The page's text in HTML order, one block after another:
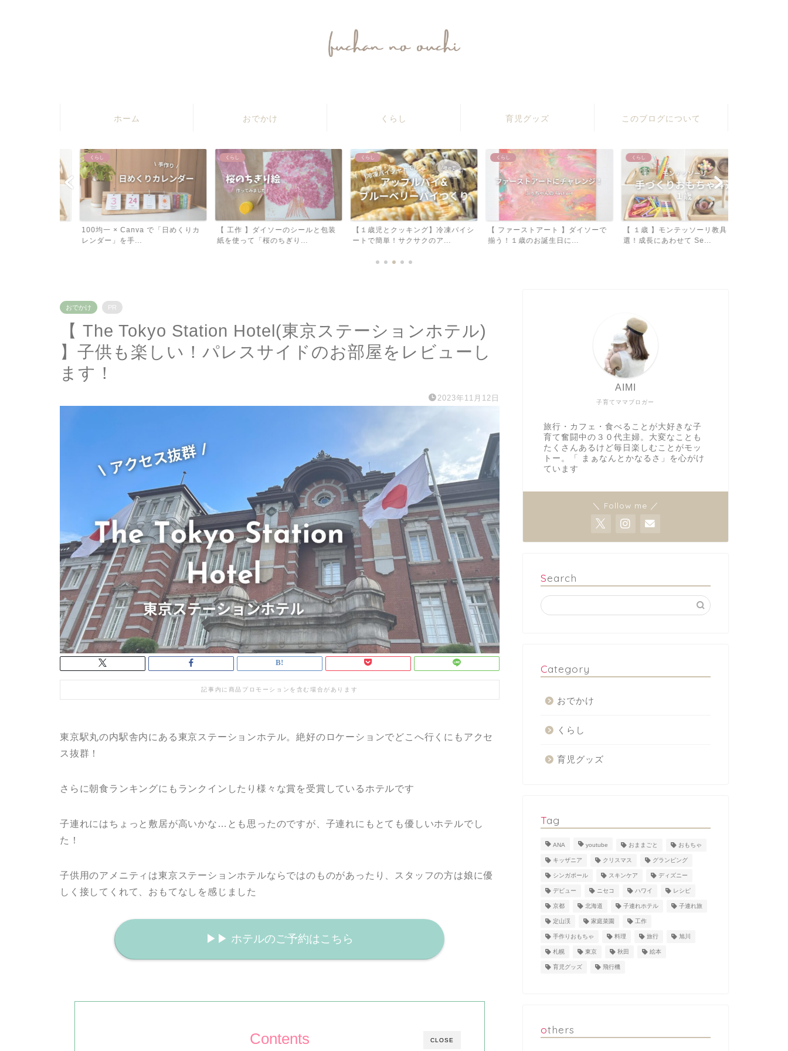
ホーム おでかけ くらし 育児グッズ このブログについて
くらし
100均一 × Canva で「日めくりカ
レンダー」を手...
くらし
【 工作 】ダイソーのシールと包装
紙を使って「桜のちぎり...
くらし
【１歳児とクッキング】冷凍パイシ
ートで簡単！サクサクのア...
くらし
【 ファーストアート 】ダイソーで
揃う！１歳のお誕生日に...
【 １歳 】モンテッソーリ教具４
選！成長にあわせて Se...
おでかけ PR
【 The Tokyo Station Hotel(東京ステーションホテル)
】子供も楽しい！パレスサイドのお部屋をレビューし
ます！
2023年11月12日
記事内に商品プロモーションを含む場合があります
東京駅丸の内駅舎内にある東京ステーションホテル。絶好のロケーションでどこへ行くにもアクセ
ス抜群！
さらに朝食ランキングにもランクインしたり様々な賞を受賞しているホテルです
子連れにはちょっと敷居が高いかな…とも思ったのですが、子連れにもとても優しいホテルでし
た！
子供用のアメニティは東京ステーションホテルならではのものがあったり、スタッフの方は娘に優
しく接してくれて、おもてなしを感じました
▶︎▶︎ ホテルのご予約はこちら
CLOSE
Contents
子育てママブロガー
AIMI
旅行・カフェ・食べることが大好きな子
育て奮闘中の３０代主婦。大変なことも
たくさんあるけど毎日楽しむことがモッ
トー。「 まぁなんとかなるさ」を心がけ
ています
＼ Follow me ／
Search
Category
おでかけ
くらし
育児グッズ
Tag
ANA youtube おままごと おもちゃ
キッザニア クリスマス グランピング
シンガポール スキンケア ディズニー
デビュー ニセコ ハワイ レシピ
京都 北海道 子連れホテル 子連れ旅
定山渓 家庭菜園 工作
手作りおもちゃ 料理 旅行 旭川
札幌 東京 秋田 絵本
育児グッズ 飛行機
others